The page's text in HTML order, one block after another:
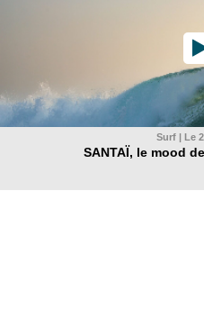
Surf | Le
SANTAÏ, le mood